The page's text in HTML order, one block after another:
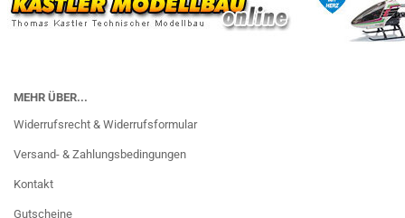
MEHR ÜBER...
Widerrufsrecht & Widerrufsformular
Versand- & Zahlungsbedingungen
Kontakt
Gutscheine